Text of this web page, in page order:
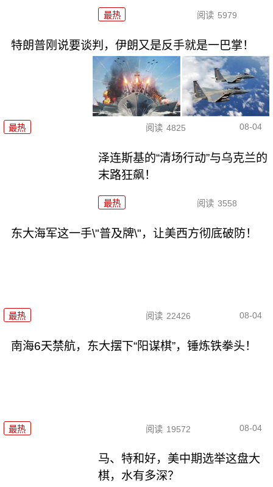
最热 阅读 5979
特朗普刚说要谈判，伊朗又是反手就是一巴掌！
最热 阅读 4825 08-04
泽连斯基的“清场行动”与乌克兰的
末路狂飙！
最热 阅读 3558
东大海军这一手\"普及牌\"，让美西方彻底破防！
最热 阅读 22426 08-04
南海6天禁航，东大摆下“阳谋棋”，锤炼铁拳头！
最热 阅读 19572 08-04
马、特和好，美中期选举这盘大
棋，水有多深？